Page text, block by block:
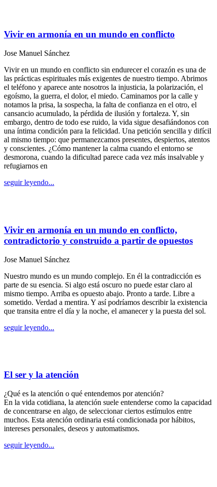
Vivir en armonía en un mundo en conflicto
Jose Manuel Sánchez
Vivir en un mundo en conflicto sin endurecer el corazón es una de
las prácticas espirituales más exigentes de nuestro tiempo. Abrimos
el teléfono y aparece ante nosotros la injusticia, la polarización, el
egoísmo, la guerra, el dolor, el miedo. Caminamos por la calle y
notamos la prisa, la sospecha, la falta de confianza en el otro, el
cansancio acumulado, la pérdida de ilusión y fortaleza. Y, sin
embargo, dentro de todo ese ruido, la vida sigue desafiándonos con
una íntima condición para la felicidad. Una petición sencilla y difícil
al mismo tiempo: que permanezcamos presentes, despiertos, atentos
y conscientes. ¿Cómo mantener la calma cuando el entorno se
desmorona, cuando la dificultad parece cada vez más insalvable y
refugiarnos en
seguir leyendo...
Vivir en armonía en un mundo en conflicto,
contradictorio y construido a partir de opuestos
Jose Manuel Sánchez
Nuestro mundo es un mundo complejo. En él la contradicción es
parte de su esencia. Si algo está oscuro no puede estar claro al
mismo tiempo. Arriba es opuesto abajo. Pronto a tarde. Libre a
sometido. Verdad a mentira. Y así podríamos describir la existencia
que transita entre el día y la noche, el amanecer y la puesta del sol.
seguir leyendo...
El ser y la atención
¿Qué es la atención o qué entendemos por atención?
En la vida cotidiana, la atención suele entenderse como la capacidad
de concentrarse en algo, de seleccionar ciertos estímulos entre
muchos. Esta atención ordinaria está condicionada por hábitos,
intereses personales, deseos y automatismos.
seguir leyendo...